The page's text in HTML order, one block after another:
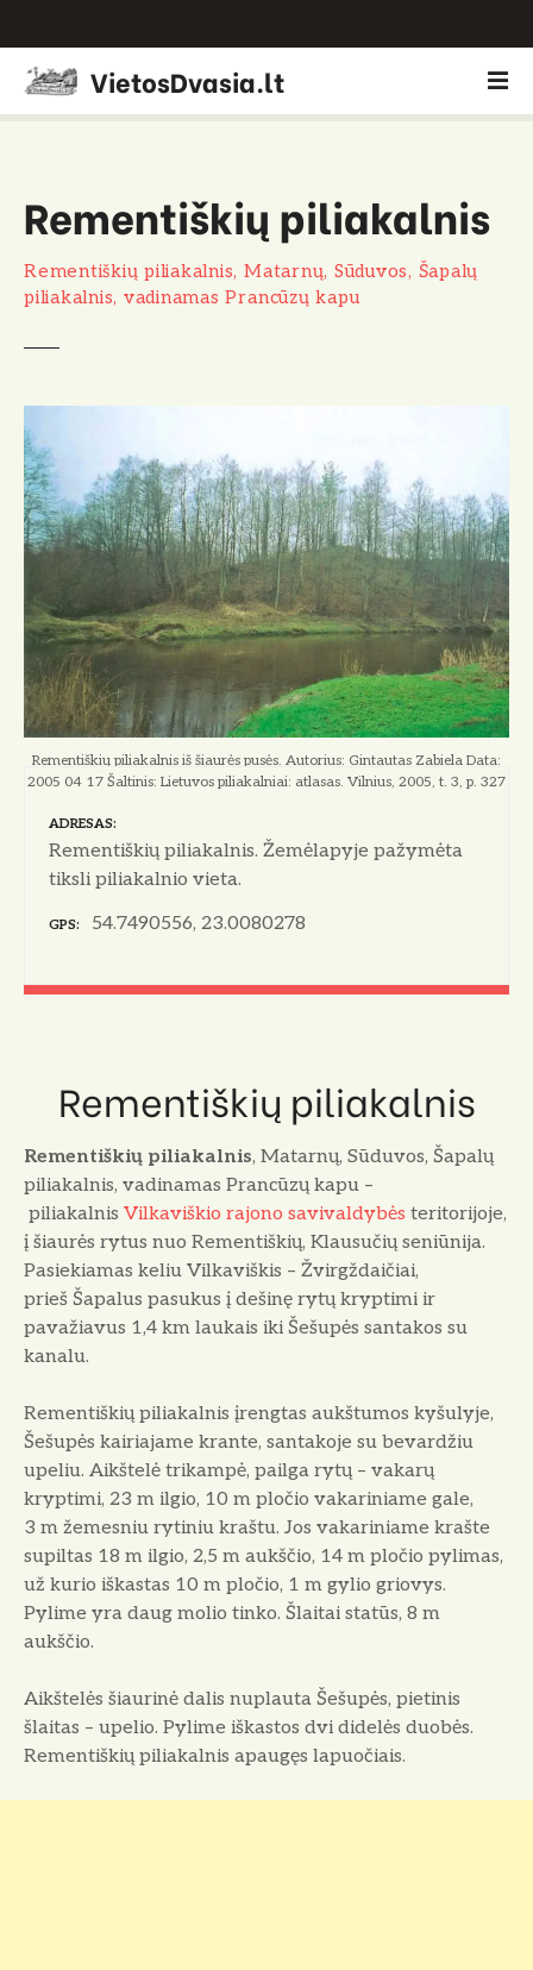
r
VietosDvasia.lt
Rementiškių piliakalnis
Rementiškių piliakalnis, Matarnų, Sūduvos, Šapalų
piliakalnis, vadinamas Prancūzų kapu
Rementiškių piliakalnis iš šiaurės pusės. Autorius: Gintautas Zabiela Data:
2005 04 17 Šaltinis: Lietuvos piliakalniai: atlasas. Vilnius, 2005, t. 3, p. 327
ADRESAS
Rementiškių piliakalnis. Žemėlapyje pažymėta
tiksli piliakalnio vieta.
GPS 54.7490556, 23.0080278
Rementiškių piliakalnis
Rementiškių piliakalnis, Matarnų, Sūduvos, Šapalų
piliakalnis, vadinamas Prancūzų kapu –
piliakalnis Vilkaviškio rajono savivaldybės teritorijoje,
į šiaurės rytus nuo Rementiškių, Klausučių seniūnija.
Pasiekiamas keliu Vilkaviškis – Žvirgždaičiai,
prieš Šapalus pasukus į dešinę rytų kryptimi ir
pavažiavus 1,4 km laukais iki Šešupės santakos su
kanalu.
Rementiškių piliakalnis įrengtas aukštumos kyšulyje,
Šešupės kairiajame krante, santakoje su bevardžiu
upeliu. Aikštelė trikampė, pailga rytų – vakarų
kryptimi, 23 m ilgio, 10 m pločio vakariniame gale,
3 m žemesniu rytiniu kraštu. Jos vakariniame krašte
supiltas 18 m ilgio, 2,5 m aukščio, 14 m pločio pylimas,
už kurio iškastas 10 m pločio, 1 m gylio griovys.
Pylime yra daug molio tinko. Šlaitai statūs, 8 m
aukščio.
Aikštelės šiaurinė dalis nuplauta Šešupės, pietinis
šlaitas – upelio. Pylime iškastos dvi didelės duobės.
Rementiškių piliakalnis apaugęs lapuočiais.